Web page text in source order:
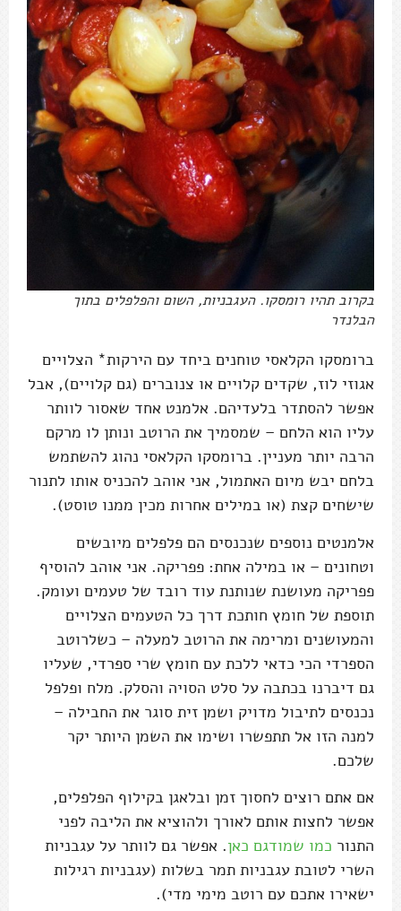
בקרוב תהיו רומסקו. העגבניות, השום והפלפלים בתוך
הבלנדר
ברומסקו הקלאסי טוחנים ביחד עם הירקות* הצלויים
אגוזי לוז, שקדים קלויים או צנוברים (גם קלויים), אבל
אפשר להסתדר בלעדיהם. אלמנט אחד שאסור לוותר
עליו הוא הלחם – שמסמיך את הרוטב ונותן לו מרקם
הרבה יותר מעניין. ברומסקו הקלאסי נהוג להשתמש
בלחם יבש מיום האתמול, אני אוהב להכניס אותו לתנור
שישחים קצת (או במילים אחרות מכין ממנו טוסט).
אלמנטים נוספים שנכנסים הם פלפלים מיובשים
וטחונים – או במילה אחת: פפריקה. אני אוהב להוסיף
פפריקה מעושנת שנותנת עוד רובד של טעמים ועומק.
תוספת של חומץ חותכת דרך כל הטעמים הצלויים
והמעושנים ומרימה את הרוטב למעלה – כשלרוטב
הספרדי הכי כדאי ללכת עם חומץ שרי ספרדי, שעליו
גם דיברנו בכתבה על סלט הסויה והסלק. מלח ופלפל
נכנסים לתיבול מדויק ושמן זית סוגר את החבילה –
למנה הזו אל תתפשרו ושימו את השמן היותר יקר
שלכם.
אם אתם רוצים לחסוך זמן ובלאגן בקילוף הפלפלים,
אפשר לחצות אותם לאורך ולהוציא את הליבה לפני
התנור כמו שמודגם כאן. אפשר גם לוותר על עגבניות
השרי לטובת עגבניות תמר בשלות (עגבניות רגילות
ישאירו אתכם עם רוטב מימי מדי).